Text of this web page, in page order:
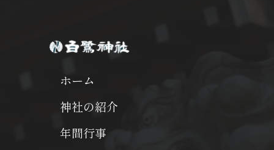
ホーム
神社の紹介
年間行事